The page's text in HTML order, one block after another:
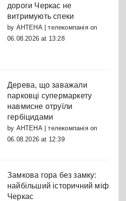
дороги Черкас не
витримують спеки
by АНТЕНА | телекомпаніяon
06.08.2026 at 13:28
Дерева, що заважали
парковці супермаркету
навмисне отруїли
гербіцидами
by АНТЕНА | телекомпаніяon
06.08.2026 at 12:39
Замкова гора без замку:
найбільший історичний міф
Черкас